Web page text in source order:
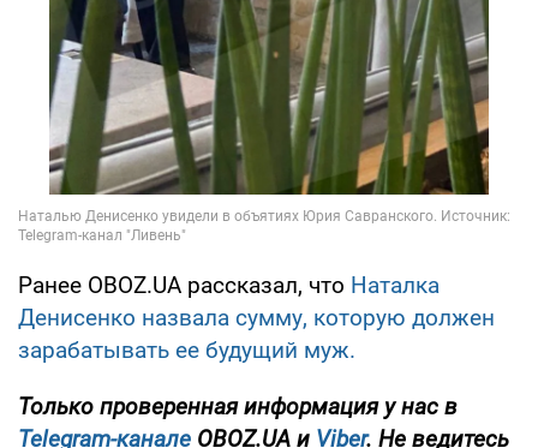
Ранее OBOZ.UA рассказал, что Наталка
Денисенко назвала сумму, которую должен
зарабатывать ее будущий муж.
Только проверенная информация у нас в
Telegram-канале OBOZ.UA и Viber. Не ведитесь